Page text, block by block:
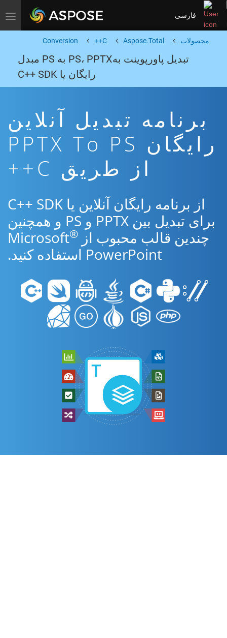
Toggle navigation فارسی
محصولات Aspose.Total
C++
Conversion
تبدیل پاورپوینت بهPS، PPTX به PS مبدل
رایگان یا C++ SDK
برنامه تبدیل آنلاین
رایگان PPTX To PS
از طریق C++
از برنامه رایگان آنلاین یا C++ SDK
برای تبدیل بین PPTX و PS و همچنین
چندین قالب محبوب از Microsoft ®
PowerPoint استفاده کنید.